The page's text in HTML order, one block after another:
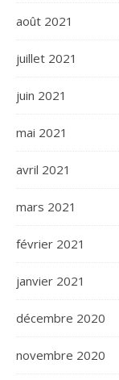
août 2021
juillet 2021
juin 2021
mai 2021
avril 2021
mars 2021
février 2021
janvier 2021
décembre 2020
novembre 2020